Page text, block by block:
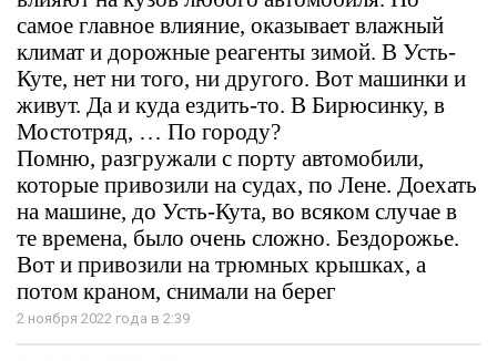
самое главное влияние, оказывает влажный
климат и дорожные реагенты зимой. В Усть-
Куте, нет ни того, ни другого. Вот машинки и
живут. Да и куда ездить-то. В Бирюсинку, в
Мостотряд, … По городу?
Помню, разгружали с порту автомобили,
которые привозили на судах, по Лене. Доехать
на машине, до Усть-Кута, во всяком случае в
те времена, было очень сложно. Бездорожье.
Вот и привозили на трюмных крышках, а
потом краном, снимали на берег
2 ноября 2022 года в 2:39